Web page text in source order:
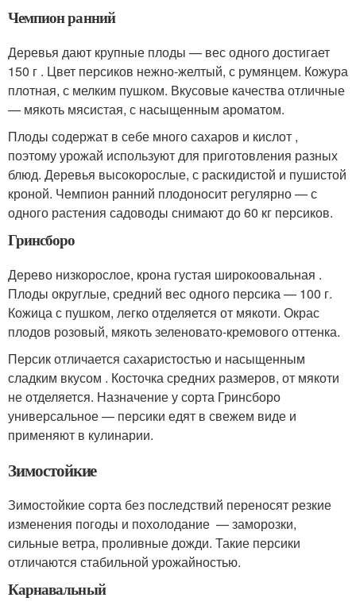
Чемпион ранний
Деревья дают крупные плоды — вес одного достигает
150 г . Цвет персиков нежно-желтый, с румянцем. Кожура
плотная, с мелким пушком. Вкусовые качества отличные
— мякоть мясистая, с насыщенным ароматом.
Плоды содержат в себе много сахаров и кислот ,
поэтому урожай используют для приготовления разных
блюд. Деревья высокорослые, с раскидистой и пушистой
кроной. Чемпион ранний плодоносит регулярно — с
одного растения садоводы снимают до 60 кг персиков.
Гринсборо
Дерево низкорослое, крона густая широкоовальная .
Плоды округлые, средний вес одного персика — 100 г.
Кожица с пушком, легко отделяется от мякоти. Окрас
плодов розовый, мякоть зеленовато-кремового оттенка.
Персик отличается сахаристостью и насыщенным
сладким вкусом . Косточка средних размеров, от мякоти
не отделяется. Назначение у сорта Гринсборо
универсальное — персики едят в свежем виде и
применяют в кулинарии.
Зимостойкие
Зимостойкие сорта без последствий переносят резкие
изменения погоды и похолодание — заморозки,
сильные ветра, проливные дожди. Такие персики
отличаются стабильной урожайностью.
Карнавальный